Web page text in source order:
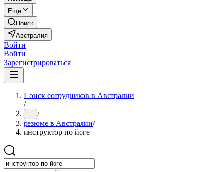
Ещё
Поиск
Австралия
Войти
Войти
Зарегистрироваться
Поиск сотрудников в Австралии
/
... /
резюме в Австралии/
инструктор по йоге